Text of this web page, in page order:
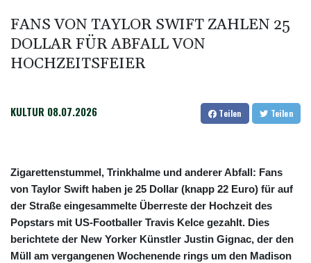
Grenzkontrollen
Niewiadoma fährt am Mont Ventoux ins Gelbe Trikot
Trumps umstrittener Justizminister Blanche kurz vor der
FANS VON TAYLOR SWIFT ZAHLEN 25
DOLLAR FÜR ABFALL VON
HOCHZEITSFEIER
KULTUR 08.07.2026 Teilen Teilen
Zigarettenstummel, Trinkhalme und anderer Abfall: Fans
von Taylor Swift haben je 25 Dollar (knapp 22 Euro) für auf
der Straße eingesammelte Überreste der Hochzeit des
Popstars mit US-Footballer Travis Kelce gezahlt. Dies
berichtete der New Yorker Künstler Justin Gignac, der den
Müll am vergangenen Wochenende rings um den Madison